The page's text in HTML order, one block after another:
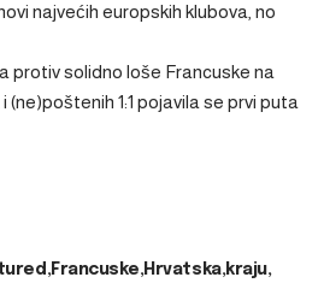
najvećih europskih klubova, no
protiv solidno loše Francuske na
(ne)poštenih 1:1 pojavila se prvi puta
Francuske Hrvatska kraju